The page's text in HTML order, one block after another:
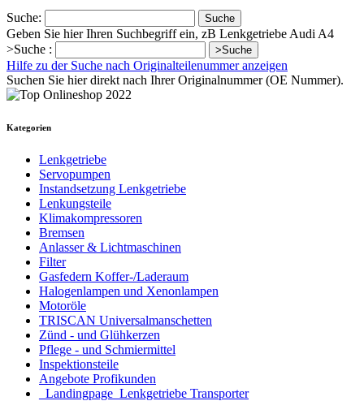
Suche: Suche
Geben Sie hier Ihren Suchbegriff ein, zB Lenkgetriebe Audi A4
>Suche :
>Suche
Hilfe zu der Suche nach Originalteilenummer anzeigen
Suchen Sie hier direkt nach Ihrer Originalnummer (OE Nummer).
Kategorien
Lenkgetriebe
Servopumpen
Instandsetzung Lenkgetriebe
Lenkungsteile
Klimakompressoren
Bremsen
Anlasser & Lichtmaschinen
Filter
Gasfedern Koffer-/Laderaum
Halogenlampen und Xenonlampen
Motoröle
TRISCAN Universalmanschetten
Zünd - und Glühkerzen
Pflege - und Schmiermittel
Inspektionsteile
Angebote Profikunden
_Landingpage_Lenkgetriebe Transporter